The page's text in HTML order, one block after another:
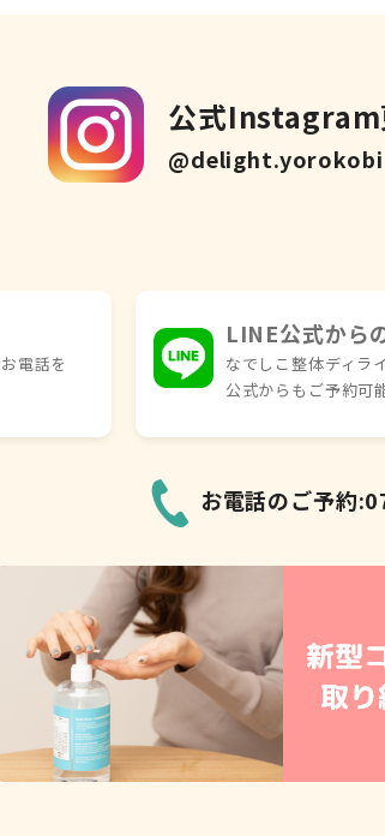
公式Instagram
@delight.yorokobi
お電話を
LINE公式から
なでしこ整体ディラ
公式からもご予約可
お電話のご予約